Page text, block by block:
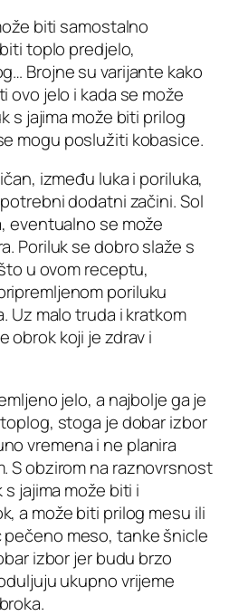
biti samostalno
toplo predjelo,
Brojne su varijante kako
ovo jelo i kada se može
s jajima može biti prilog
mogu poslužiti kobasice.
između luka i poriluka,
dodatni začini. Sol
eventualno se može
Poriluk se dobro slaže s
u ovom receptu,
poriluku
Uz malo truda i kratkom
obrok koji je zdrav i
jelo, a najbolje ga je
stoga je dobar izbor
vremena i ne planira
S obzirom na raznovrsnost
jajima može biti i
a može biti prilog mesu ili
pečeno meso, tanke šnicle
izbor jer budu brzo
ukupno vrijeme